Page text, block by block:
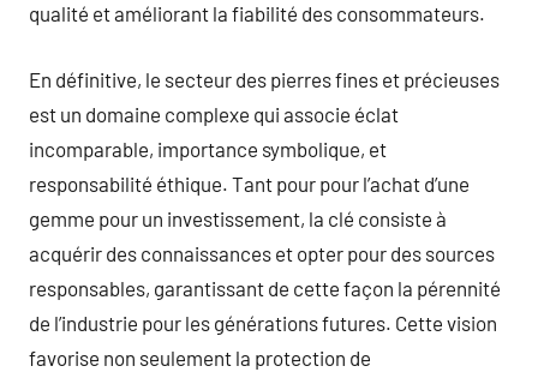
qualité et améliorant la fiabilité des consommateurs.
En définitive, le secteur des pierres fines et précieuses
est un domaine complexe qui associe éclat
incomparable, importance symbolique, et
responsabilité éthique. Tant pour pour l’achat d’une
gemme pour un investissement, la clé consiste à
acquérir des connaissances et opter pour des sources
responsables, garantissant de cette façon la pérennité
de l’industrie pour les générations futures. Cette vision
favorise non seulement la protection de